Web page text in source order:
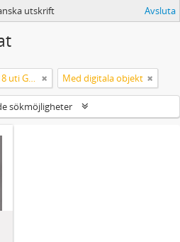
utskrift Avsluta
Koralbok: Melodierna till nr 1-118 uti Gamla Psalmboken, enstämmigt satta Med digitala objekt
sökmöjligheter